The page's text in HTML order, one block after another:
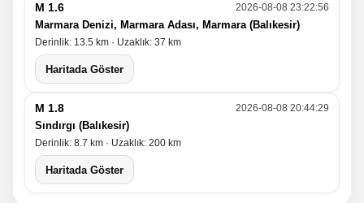
M 1.6 2026-08-08 23:22:56
Marmara Denizi, Marmara Adası, Marmara (Balıkesir)
Derinlik: 13.5 km · Uzaklık: 37 km
Haritada Göster
M 1.8 2026-08-08 20:44:29
Sındırgı (Balıkesir)
Derinlik: 8.7 km · Uzaklık: 200 km
Haritada Göster